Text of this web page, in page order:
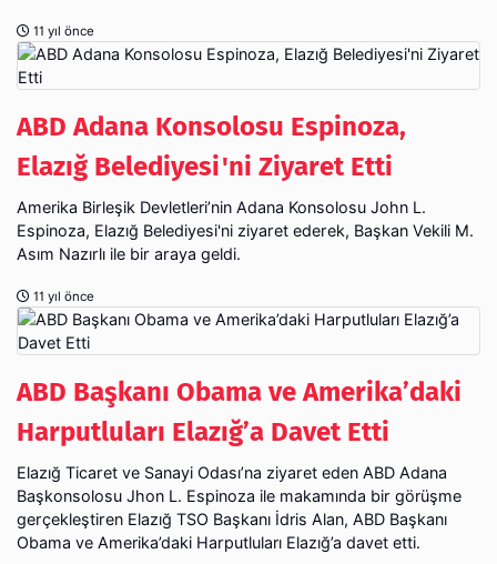
11 yıl önce
ABD Adana Konsolosu Espinoza,
Elazığ Belediyesi'ni Ziyaret Etti
Amerika Birleşik Devletleri’nin Adana Konsolosu John L.
Espinoza, Elazığ Belediyesi'ni ziyaret ederek, Başkan Vekili M.
Asım Nazırlı ile bir araya geldi.
11 yıl önce
ABD Başkanı Obama ve Amerika’daki
Harputluları Elazığ’a Davet Etti
Elazığ Ticaret ve Sanayi Odası’na ziyaret eden ABD Adana
Başkonsolosu Jhon L. Espinoza ile makamında bir görüşme
gerçekleştiren Elazığ TSO Başkanı İdris Alan, ABD Başkanı
Obama ve Amerika’daki Harputluları Elazığ’a davet etti.